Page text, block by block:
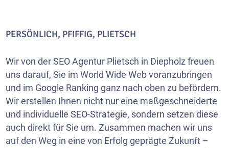
PERSÖNLICH, PFIFFIG, PLIETSCH
Wir von der SEO Agentur Plietsch in Diepholz freuen
uns darauf, Sie im World Wide Web voranzubringen
und im Google Ranking ganz nach oben zu befördern.
Wir erstellen Ihnen nicht nur eine maßgeschneiderte
und individuelle SEO-Strategie, sondern setzen diese
auch direkt für Sie um. Zusammen machen wir uns
auf den Weg in eine von Erfolg geprägte Zukunft –